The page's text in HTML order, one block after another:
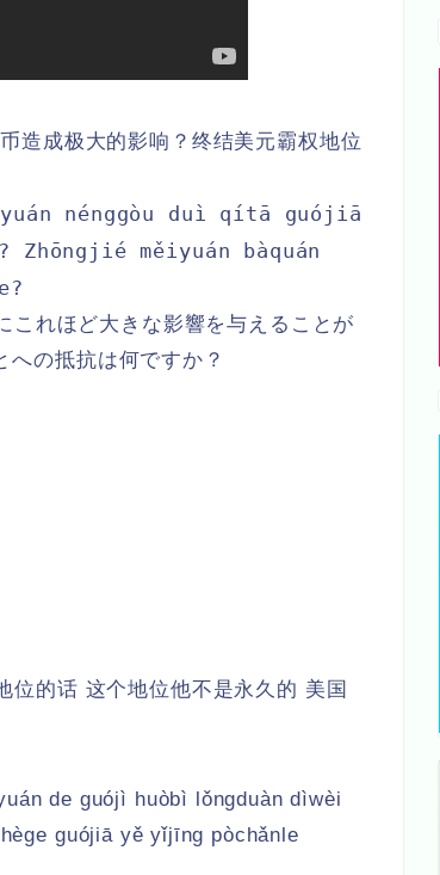
造成极大的影响？终结美元霸权地位
nénggòu duì qítā guójiā
měiyuán bàquán
これほど大きな影響を与えることが
への抵抗は何ですか？
的话 这个地位他不是永久的 美国
de guójì huòbì lǒngduàn dìwèi
guójiā yě yǐjīng pòchǎnle